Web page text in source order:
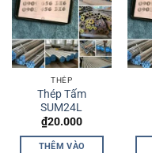
THÉP
Thép Tấm
SUM24L
₫20.000
THÊM VÀO